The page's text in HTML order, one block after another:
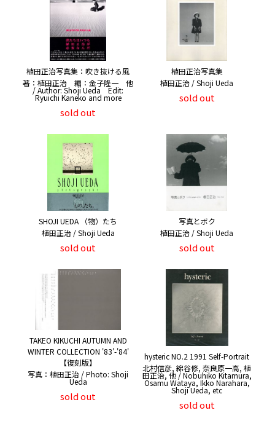
植田正治写真集：吹き抜ける風
著：植田正治 編：金子隆一 他
/ Author: Shoji Ueda Edit:
Ryuichi Kaneko and more
sold out
植田正治写真集
植田正治 / Shoji Ueda
sold out
SHOJI UEDA （物）たち
植田正治 / Shoji Ueda
sold out
写真とボク
植田正治 / Shoji Ueda
sold out
TAKEO KIKUCHI AUTUMN AND
WINTER COLLECTION '83'-'84'
【復刻版】
写真：植田正治 / Photo: Shoji
Ueda
sold out
hysteric NO.2 1991 Self-Portrait
北村信彦, 綿谷修, 奈良原一高, 植
田正治, 他 / Nobuhiko Kitamura,
Osamu Wataya, Ikko Narahara,
Shoji Ueda, etc
sold out